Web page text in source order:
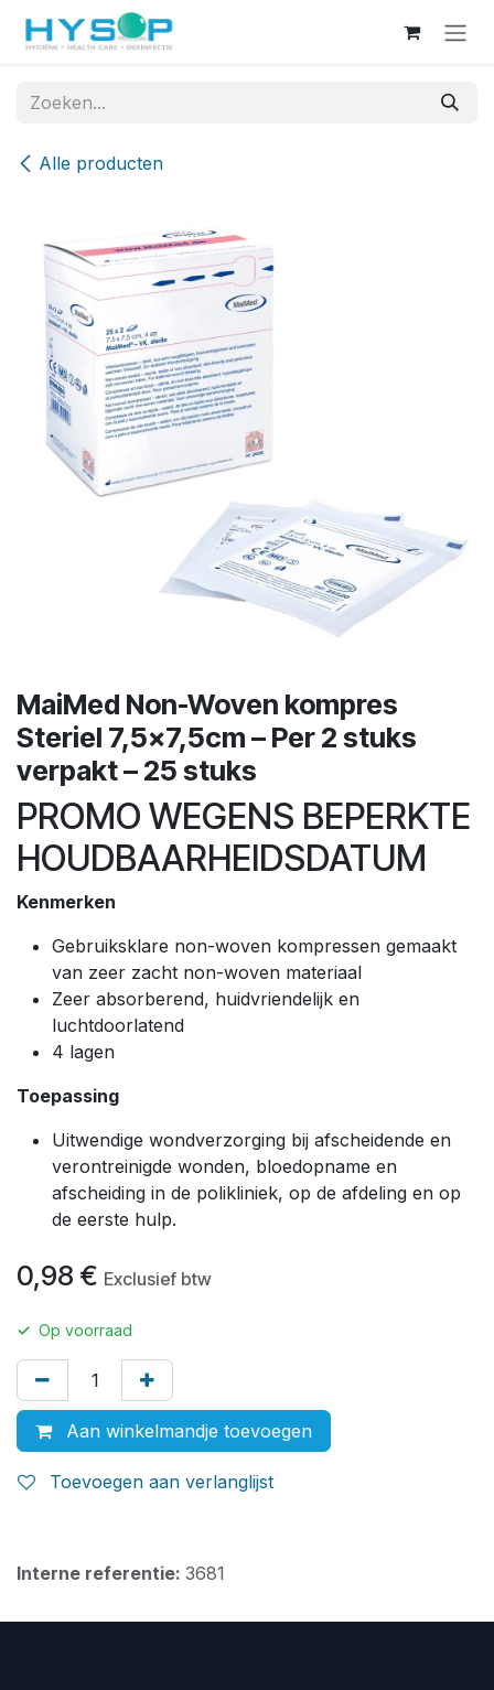
Overslaan naar inhoud
Alle producten
MaiMed Non-Woven kompres
Steriel 7,5x7,5cm – Per 2 stuks
verpakt – 25 stuks
PROMO WEGENS BEPERKTE
HOUDBAARHEIDSDATUM
Kenmerken
Gebruiksklare non-woven kompressen gemaakt
van zeer zacht non-woven materiaal
Zeer absorberend, huidvriendelijk en
luchtdoorlatend
4 lagen
Toepassing
Uitwendige wondverzorging bij afscheidende en
verontreinigde wonden, bloedopname en
afscheiding in de polikliniek, op de afdeling en op
de eerste hulp.
0,98 € Exclusief btw
✓ Op voorraad
Aan winkelmandje toevoegen
Toevoegen aan verlanglijst
Interne referentie: 3681